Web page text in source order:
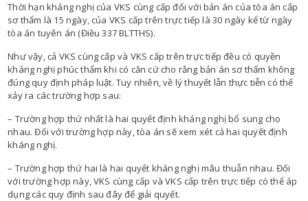
Thời hạn kháng nghị của VKS cùng cấp đối với bản án của tòa án cấp
sơ thẩm là 15 ngày, của VKS cấp trên trực tiếp là 30 ngày kể từ ngày
tòa án tuyên án (Điều 337 BLTTHS).
Như vậy, cả VKS cùng cấp và VKS cấp trên trực tiếp đều có quyền
kháng nghị phúc thẩm khi có căn cứ cho rằng bản án sơ thẩm không
đúng quy định pháp luật. Tuy nhiên, về lý thuyết lẫn thực tiễn có thể
xảy ra các trường hợp sau:
– Trường hợp thứ nhất là hai quyết định kháng nghị bổ sung cho
nhau. Đối với trường hợp này, tòa án sẽ xem xét cả hai quyết định
kháng nghị.
– Trường hợp thứ hai là hai quyết kháng nghị mâu thuẫn nhau. Đối
với trường hợp này, VKS cùng cấp và VKS cấp trên trực tiếp có thể áp
dụng các quy định sau đây để giải quyết.